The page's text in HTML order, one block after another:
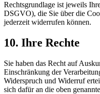
Rechtsgrundlage ist jeweils
DSGVO), die Sie über die
jederzeit widerrufen können.
10. Ihre Rechte
Sie haben das Recht auf
Einschränkung der
Widerspruch und Widerruf
sich dafür an die oben